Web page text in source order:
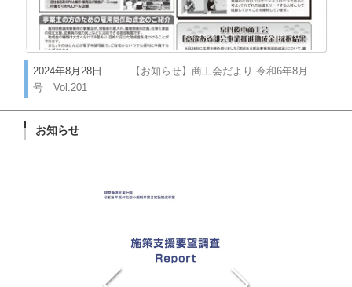
2024年8月28日
【お知らせ】商工会だより 令和6年8月
号 Vol.201
お知らせ